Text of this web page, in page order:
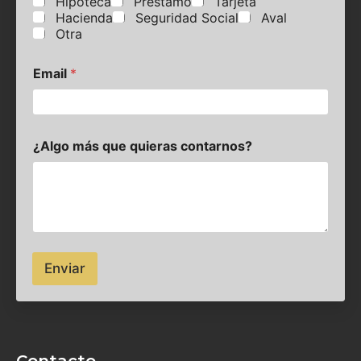
o
n
Hacienda
Seguridad Social
Aval
Otra
Email *
¿Algo más que quieras contarnos?
Enviar